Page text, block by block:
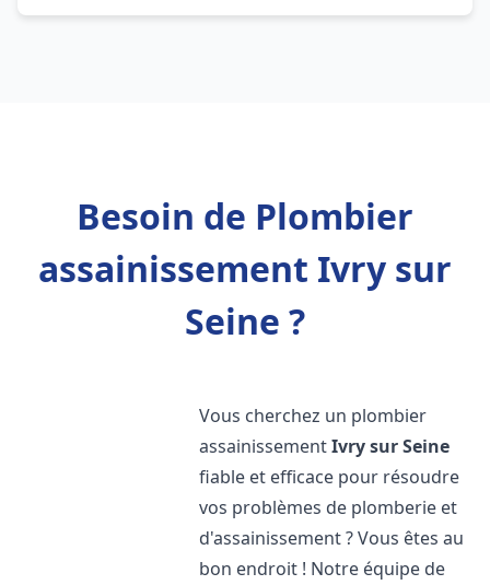
Besoin de Plombier
assainissement Ivry sur
Seine ?
Vous cherchez un plombier
assainissementIvry sur Seine
fiable et efficace pour résoudre
vos problèmes de plomberie et
d'assainissement ? Vous êtes au
bon endroit ! Notre équipe de